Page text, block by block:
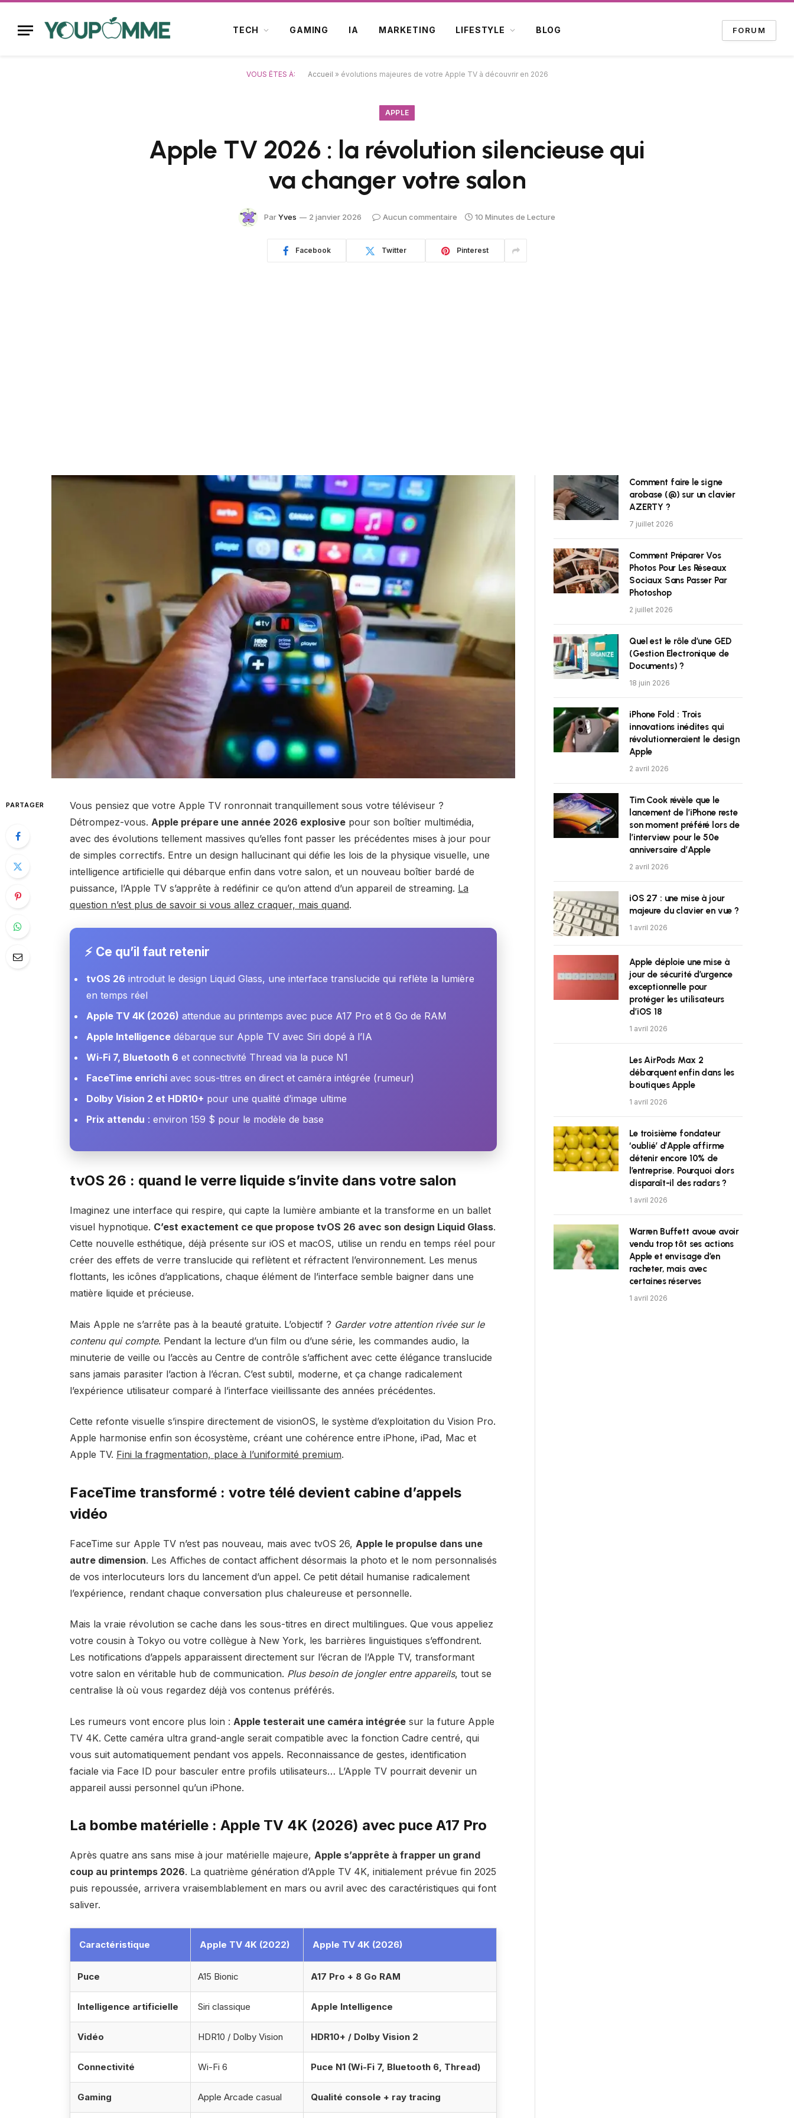
TECH GAMING IA MARKETING LIFESTYLE BLOG FORUM
VOUS ÊTES À: Accueil » évolutions majeures de votre Apple TV à découvrir en 2026
APPLE
Apple TV 2026 : la révolution silencieuse qui
va changer votre salon
ParYves 2 janvier 2026 Aucun commentaire 10 Minutes de Lecture
Facebook Twitter Pinterest
PARTAGER
Vous pensiez que votre Apple TV ronronnait tranquillement sous votre téléviseur ?
Détrompez-vous. Apple prépare une année 2026 explosivepour son boîtier multimédia,
avec des évolutions tellement massives qu’elles font passer les précédentes mises à jour pour
de simples correctifs. Entre un design hallucinant qui défie les lois de la physique visuelle, une
intelligence artificielle qui débarque enfin dans votre salon, et un nouveau boîtier bardé de
puissance, l’Apple TV s’apprête à redéfinir ce qu’on attend d’un appareil de streaming. La
question n’est plus de savoir si vous allez craquer, mais quand.
⚡ Ce qu’il faut retenir
tvOS 26 introduit le design Liquid Glass, une interface translucide qui reflète la lumière
en temps réel
Apple TV 4K (2026) attendue au printemps avec puce A17 Pro et 8 Go de RAM
Apple Intelligencedébarque sur Apple TV avec Siri dopé à l’IA
Wi-Fi 7, Bluetooth 6 et connectivité Thread via la puce N1
FaceTime enrichiavec sous-titres en direct et caméra intégrée (rumeur)
Dolby Vision 2 et HDR10+ pour une qualité d’image ultime
Prix attendu : environ 159 $ pour le modèle de base
tvOS 26 : quand le verre liquide s’invite dans votre salon
Imaginez une interface qui respire, qui capte la lumière ambiante et la transforme en un ballet
visuel hypnotique. C’est exactement ce que propose tvOS 26 avec son design Liquid Glass.
Cette nouvelle esthétique, déjà présente sur iOS et macOS, utilise un rendu en temps réel pour
créer des effets de verre translucide qui reflètent et réfractent l’environnement. Les menus
flottants, les icônes d’applications, chaque élément de l’interface semble baigner dans une
matière liquide et précieuse.
Mais Apple ne s’arrête pas à la beauté gratuite. L’objectif ? Garder votre attention rivée sur le
contenu qui compte. Pendant la lecture d’un film ou d’une série, les commandes audio, la
minuterie de veille ou l’accès au Centre de contrôle s’affichent avec cette élégance translucide
sans jamais parasiter l’action à l’écran. C’est subtil, moderne, et ça change radicalement
l’expérience utilisateur comparé à l’interface vieillissante des années précédentes.
Cette refonte visuelle s’inspire directement de visionOS, le système d’exploitation du Vision Pro.
Apple harmonise enfin son écosystème, créant une cohérence entre iPhone, iPad, Mac et
Apple TV. Fini la fragmentation, place à l’uniformité premium.
FaceTime transformé : votre télé devient cabine d’appels
vidéo
FaceTime sur Apple TV n’est pas nouveau, mais avec tvOS 26, Apple le propulse dans une
autre dimension. Les Affiches de contact affichent désormais la photo et le nom personnalisés
de vos interlocuteurs lors du lancement d’un appel. Ce petit détail humanise radicalement
l’expérience, rendant chaque conversation plus chaleureuse et personnelle.
Mais la vraie révolution se cache dans les sous-titres en direct multilingues. Que vous appeliez
votre cousin à Tokyo ou votre collègue à New York, les barrières linguistiques s’effondrent.
Les notifications d’appels apparaissent directement sur l’écran de l’Apple TV, transformant
votre salon en véritable hub de communication. Plus besoin de jongler entre appareils, tout se
centralise là où vous regardez déjà vos contenus préférés.
Les rumeurs vont encore plus loin : Apple testerait une caméra intégréesur la future Apple
TV 4K. Cette caméra ultra grand-angle serait compatible avec la fonction Cadre centré, qui
vous suit automatiquement pendant vos appels. Reconnaissance de gestes, identification
faciale via Face ID pour basculer entre profils utilisateurs… L’Apple TV pourrait devenir un
appareil aussi personnel qu’un iPhone.
La bombe matérielle : Apple TV 4K (2026) avec puce A17 Pro
Après quatre ans sans mise à jour matérielle majeure, Apple s’apprête à frapper un grand
coup au printemps 2026. La quatrième génération d’Apple TV 4K, initialement prévue fin 2025
puis repoussée, arrivera vraisemblablement en mars ou avril avec des caractéristiques qui font
saliver.
Caractéristique Apple TV 4K (2022) Apple TV 4K (2026)
Puce A15 Bionic A17 Pro + 8 Go RAM
Intelligence artificielle Siri classique Apple Intelligence
Vidéo HDR10 / Dolby Vision HDR10+ / Dolby Vision 2
Connectivité Wi-Fi 6 Puce N1 (Wi-Fi 7, Bluetooth 6, Thread)
Gaming Apple Arcade casual Qualité console + ray tracing
Comment faire le signe
arobase (@) sur un clavier
AZERTY ?
7 juillet 2026
Comment Préparer Vos
Photos Pour Les Réseaux
Sociaux Sans Passer Par
Photoshop
2 juillet 2026
Quel est le rôle d’une GED
(Gestion Electronique de
Documents) ?
18 juin 2026
iPhone Fold : Trois
innovations inédites qui
révolutionneraient le design
Apple
2 avril 2026
Tim Cook révèle que le
lancement de l’iPhone reste
son moment préféré lors de
l’interview pour le 50e
anniversaire d’Apple
2 avril 2026
iOS 27 : une mise à jour
majeure du clavier en vue ?
1 avril 2026
Apple déploie une mise à
jour de sécurité d’urgence
exceptionnelle pour
protéger les utilisateurs
d’iOS 18
1 avril 2026
Les AirPods Max 2
débarquent enfin dans les
boutiques Apple
1 avril 2026
Le troisième fondateur
‘oublié’ d’Apple affirme
détenir encore 10% de
l’entreprise. Pourquoi alors
disparaît-il des radars ?
1 avril 2026
Warren Buffett avoue avoir
vendu trop tôt ses actions
Apple et envisage d’en
racheter, mais avec
certaines réserves
1 avril 2026